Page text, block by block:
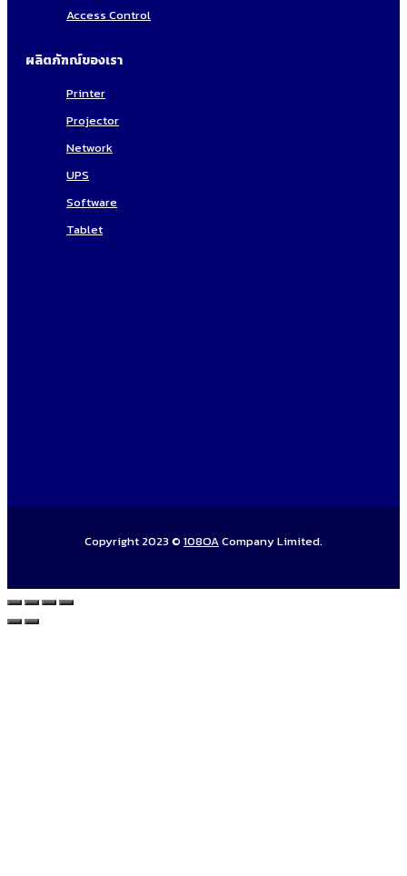
Access Control
ผลิตภัฑณ์ของเรา
Printer
Projector
Network
UPS
Software
Tablet
Copyright 2023 © 108OACompany Limited.